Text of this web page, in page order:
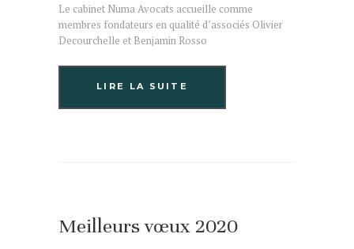
Le cabinet Numa Avocats accueille comme
membres fondateurs en qualité d’associés Olivier
Decourchelle et Benjamin Rosso
LIRE LA SUITE
Meilleurs vœux 2020